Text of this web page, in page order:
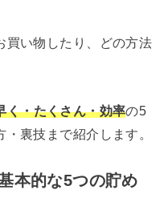
買い物したり、どの方法
く・たくさん・効率の5
裏技まで紹介します。
本的な5つの貯め